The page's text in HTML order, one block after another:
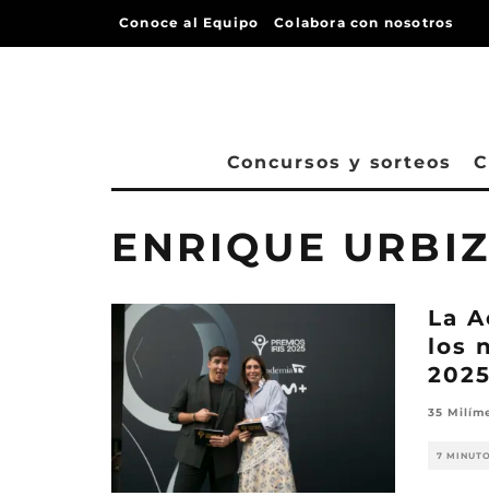
Conoce al Equipo Colabora con nosotros
Concursos y sorteos
ENRIQUE
La
los
35
7